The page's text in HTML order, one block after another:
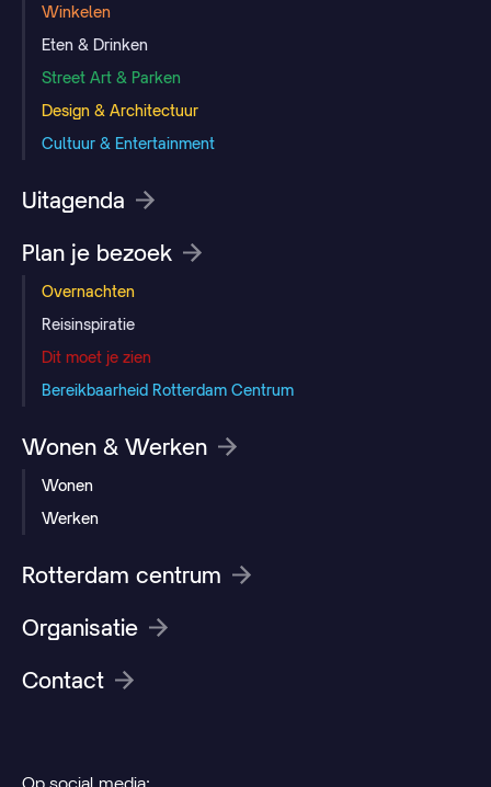
Winkelen
Eten & Drinken
Street Art & Parken
Design & Architectuur
Cultuur & Entertainment
Uitagenda
Plan je bezoek
Overnachten
Reisinspiratie
Dit moet je zien
Bereikbaarheid Rotterdam Centrum
Wonen & Werken
Wonen
Werken
Rotterdam centrum
Organisatie
Contact